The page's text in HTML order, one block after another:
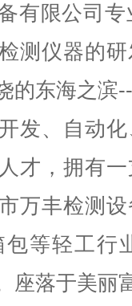
有限公司
测仪器的
的东海之滨
发、自动
才，拥有
万丰检测
等轻工行
座落于美丽